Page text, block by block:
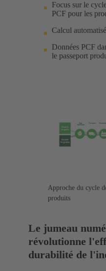
Focus sur le
PCF pour les
Calcul
Données PCF
le passeport
Approche du cycle
produits
Le jumeau
révolutionne
durabilité de